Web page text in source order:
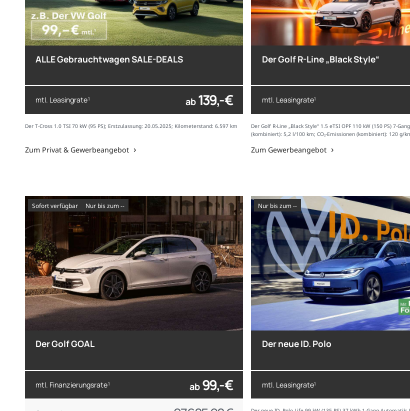
ALLE Gebrauchtwagen SALE-DEALS
mtl. Leasingrate1 ab 139,- €
Der T-Cross 1.0 TSI 70 kW (95 PS); Erstzulassung: 20.05.2025; Kilometerstand: 6.597 km
Zum Privat & Gewerbeangebot
Der Golf R-Line „Black Style“
mtl. Leasingrate1
Der Golf R-Line „Black Style“ 1.5 eTSI OPF 110 kW (150 PS) 7-
(kombiniert): 5,2 l/100 km; CO₂-Emissionen (kombiniert): 120 g/
Zum Gewerbeangebot
sofort verfügbar nur bis zum --
Der Golf GOAL
mtl. Finanzierungsrate1 ab 99,- €
nur bis zum --
Der neue ID. Polo
mtl. Leasingrate1